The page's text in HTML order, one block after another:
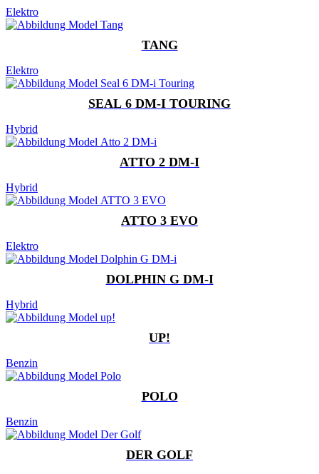
Elektro
TANG
Elektro
SEAL 6 DM-I TOURING
Hybrid
ATTO 2 DM-I
Hybrid
ATTO 3 EVO
Elektro
DOLPHIN G DM-I
Hybrid
UP!
Benzin
POLO
Benzin
DER GOLF